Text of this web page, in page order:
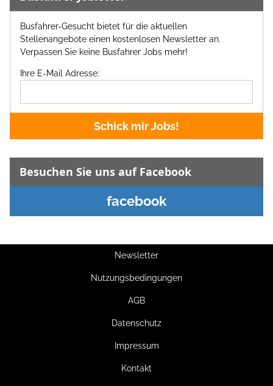
Busfahrer-Gesucht bietet für die aktuellen
Stellenangebote einen kostenlosen Newsletter an.
Verpassen Sie keine Busfahrer Jobs mehr!
Ihre E-Mail Adresse:
Schick mir Jobs!
Besuchen Sie uns auf Facebook
facebook
Newsletter
Nutzungsbedingungen
AGB
Datenschutz
Impressum
Kontakt